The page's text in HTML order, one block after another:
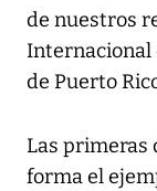
de nuestros
Internacional
de Puerto
Las primeras
forma el